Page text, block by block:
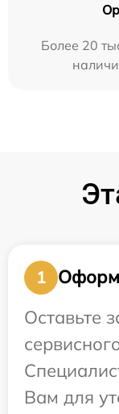
Более 20
1
Оставьте
Вам для